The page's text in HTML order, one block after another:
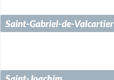
Saint-Gabriel-de-Valcartier